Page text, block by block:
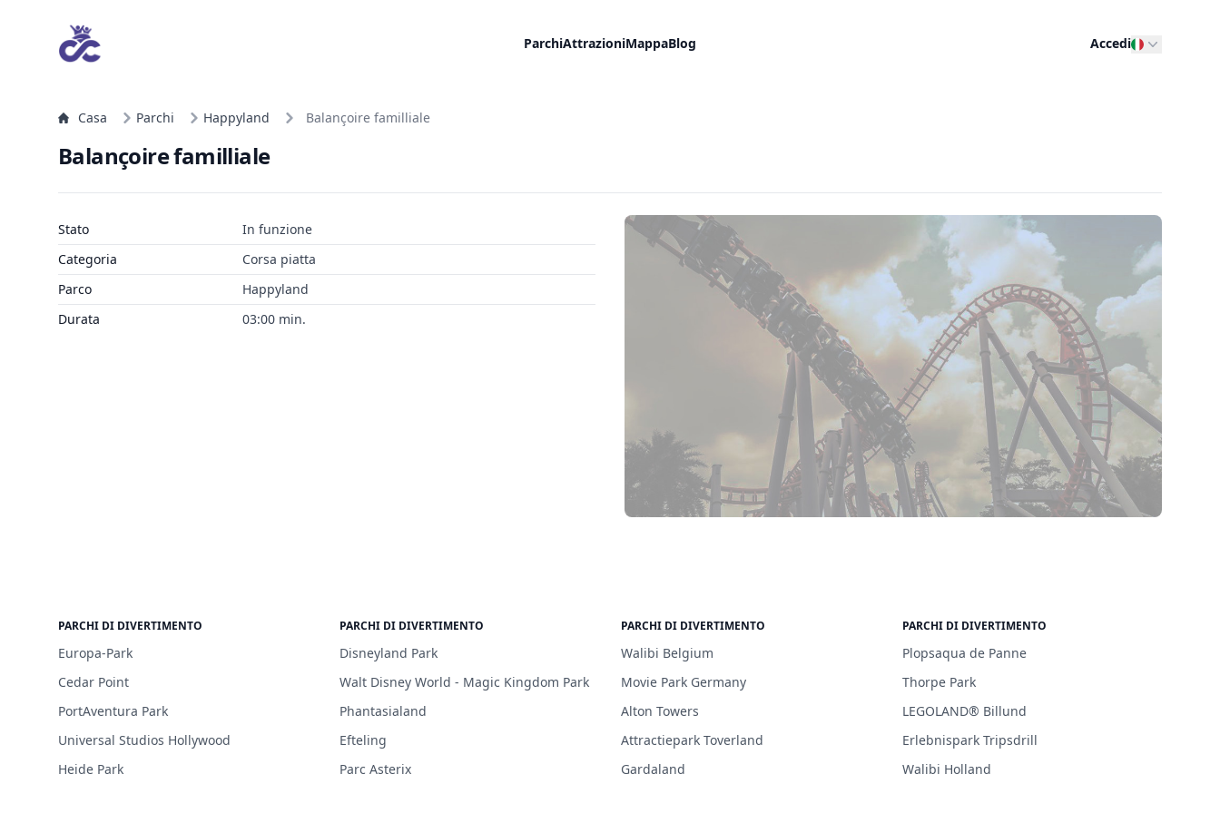
ParchiAttrazioniMappaBlog Accedi
Casa Parchi Happyland Balançoire familliale
Balançoire familliale
Stato
In funzione
Categoria
Corsa piatta
Parco
Happyland
Durata
03:00 min.
PARCHI DI DIVERTIMENTO
Europa-Park
Cedar Point
PortAventura Park
Universal Studios Hollywood
Heide Park
PARCHI DI DIVERTIMENTO
Disneyland Park
Walt Disney World - Magic Kingdom Park
Phantasialand
Efteling
Parc Asterix
PARCHI DI DIVERTIMENTO
Walibi Belgium
Movie Park Germany
Alton Towers
Attractiepark Toverland
Gardaland
PARCHI DI DIVERTIMENTO
Plopsaqua de Panne
Thorpe Park
LEGOLAND® Billund
Erlebnispark Tripsdrill
Walibi Holland